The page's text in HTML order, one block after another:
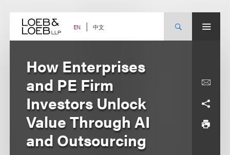
content EN 中文
How Enterprises
and PE Firm
Investors Unlock
Value Through AI
and Outsourcing